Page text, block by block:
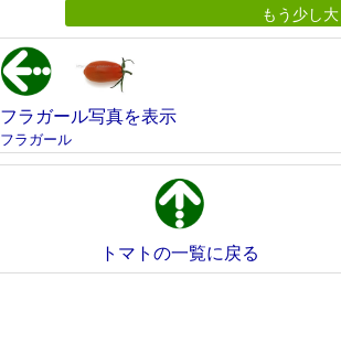
もう少し
フラガール写真を表示
フラガール
トマトの一覧に戻る